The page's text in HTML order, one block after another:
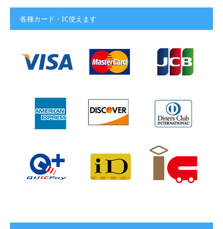
各種カード・IC使えます